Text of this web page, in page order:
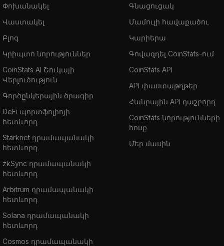
Փոխանակել
Վաստակել
Բլոգ
Կրիպտո նորություններ
CoinStats AI Շուկայի
Վերլուծություն
Գործընկերային ծրագիր
DeFi պորտֆոլիոյի
հետևորդ
Starknet դրամապանակի
հետևորդ
zkSync դրամապանակի
հետևորդ
Arbitrum դրամապանակի
հետևորդ
Solana դրամապանակի
հետևորդ
Cosmos դրամապանակի
Գնացուցակ
Մամուլի հավաքածու
Կարիերա
Գովազդել CoinStats-ում
CoinStats API
API փաստաթղթեր
Հանրային API դաշբորդ
CoinStats նորությունների
հոսք
Մեր մասին